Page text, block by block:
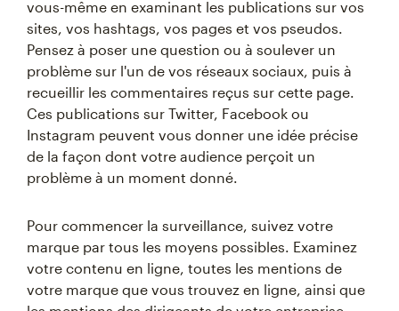
vous-même en examinant les publications sur vos
sites, vos hashtags, vos pages et vos pseudos.
Pensez à poser une question ou à soulever un
problème sur l'un de vos réseaux sociaux, puis à
recueillir les commentaires reçus sur cette page.
Ces publications sur Twitter, Facebook ou
Instagram peuvent vous donner une idée précise
de la façon dont votre audience perçoit un
problème à un moment donné.
Pour commencer la surveillance, suivez votre
marque par tous les moyens possibles. Examinez
votre contenu en ligne, toutes les mentions de
votre marque que vous trouvez en ligne, ainsi que